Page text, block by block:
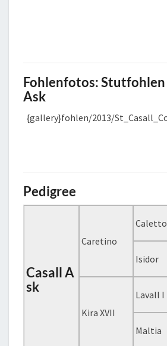
Fohlenfotos:Stutfohlen
Ask
{gallery}fohlen/2013/
Pedigree
Casall A
sk
Caretino
Isidor
Kira XVII
Lavall I
Maltia